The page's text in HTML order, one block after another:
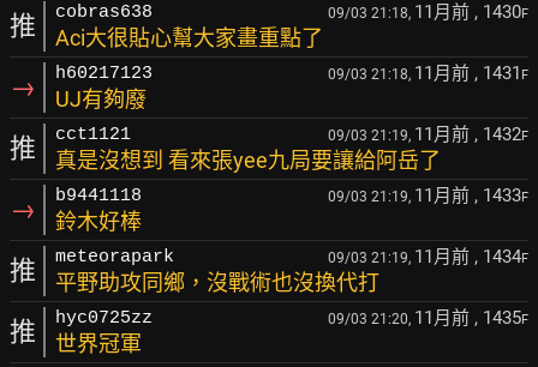
推 cobras638 09/03 21:18, 11月前 , 1430F
Aci大很貼心幫大家畫重點了
→ h60217123 09/03 21:18, 11月前 , 1431 F
UJ有夠廢
推 cct1121 09/03 21:19, 11月前 , 1432F
真是沒想到 看來張yee九局要讓給阿岳了
→ b9441118 09/03 21:19, 11月前 , 1433F
鈴木好棒
推 meteorapark 09/03 21:19, 11月前 , 1434F
平野助攻同鄉，沒戰術也沒換代打
推 hyc0725zz 09/03 21:20, 11月前 , 1435F
世界冠軍